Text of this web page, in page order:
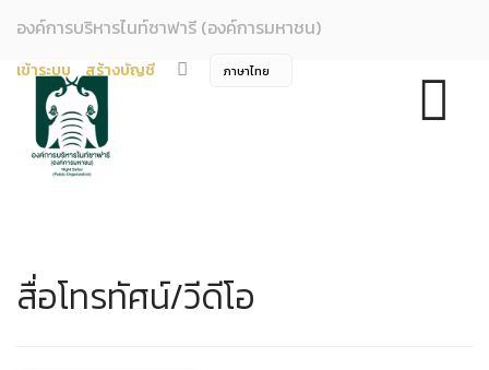
องค์การบริหารไนท์ซาฟารี (องค์การมหาชน)
เข้าระบบ สร้างบัญชี
สื่อโทรทัศน์/วีดีโอ